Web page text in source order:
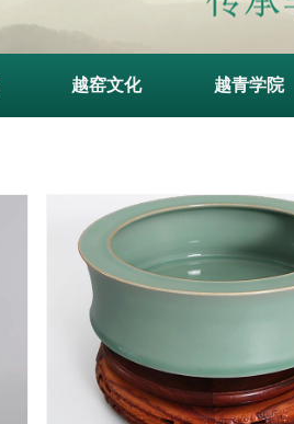
越窑文化 越青学院